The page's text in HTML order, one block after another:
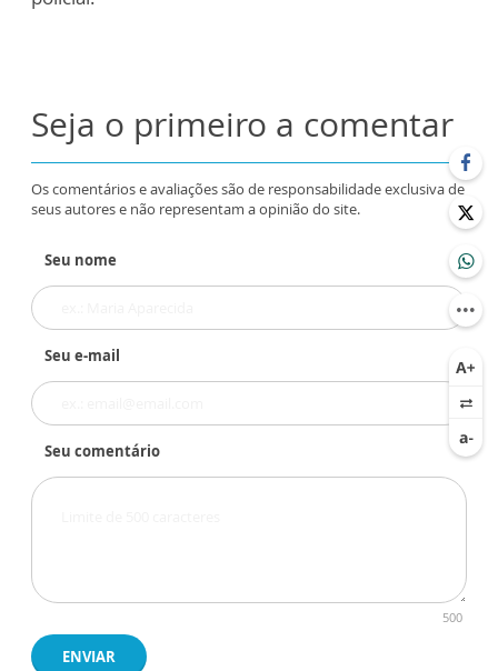
Seja o primeiro a comentar
Os comentários e avaliações são de responsabilidade exclusiva de
seus autores e não representam a opinião do site.
Seu nome
Seu e-mail
Seu comentário
500
ENVIAR